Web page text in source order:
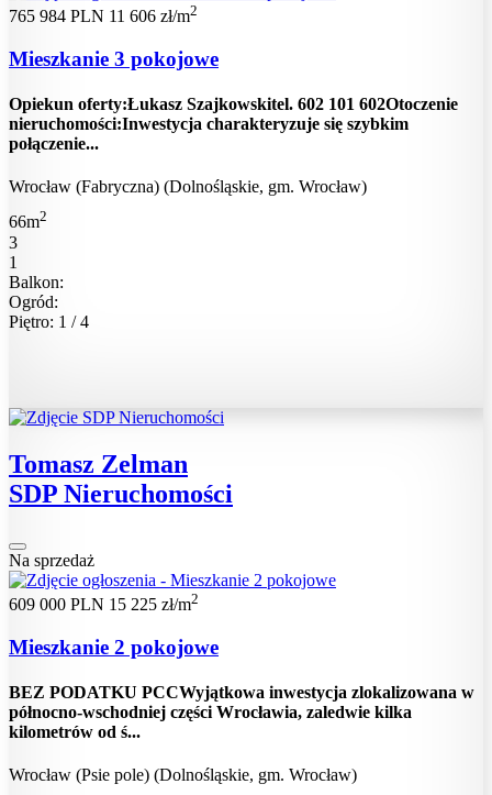
765 984 PLN 11 606 zł/m2
Mieszkanie 3 pokojowe
Opiekun oferty:Łukasz Szajkowskitel. 602 101 602Otoczenie
nieruchomości:Inwestycja charakteryzuje się szybkim
połączenie...
Wrocław (Fabryczna) (Dolnośląskie, gm. Wrocław)
66m2
3
1
Balkon:
Ogród:
Piętro: 1 / 4
Tomasz Zelman
SDP Nieruchomości
Na sprzedaż
609 000 PLN 15 225 zł/m2
Mieszkanie 2 pokojowe
BEZ PODATKU PCCWyjątkowa inwestycja zlokalizowana w
północno-wschodniej części Wrocławia, zaledwie kilka
kilometrów od ś...
Wrocław (Psie pole) (Dolnośląskie, gm. Wrocław)